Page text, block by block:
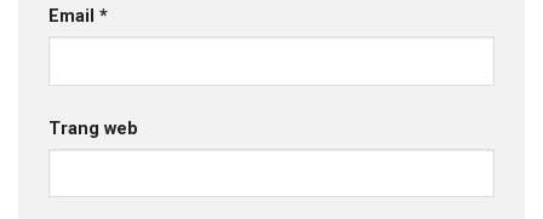
Email *
Trang web